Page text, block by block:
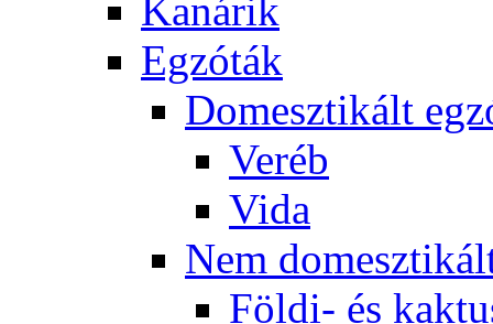
Kanárik
Egzóták
Domesztikált
Veréb
Vida
Nem
Földi- és